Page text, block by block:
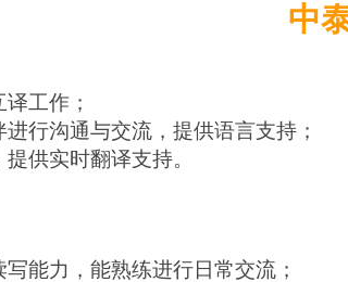
中
译工作 ；
行沟通与交流，提供语言支持；
供实时翻译支持。
能力，能熟练进行日常交流；